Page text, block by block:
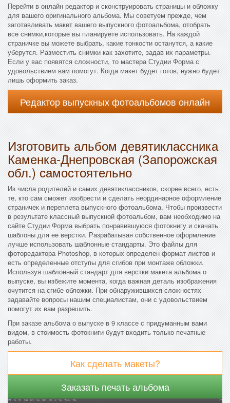
Перейти в онлайн редактор и сконструировать страницы и обложку
для вашего оригинального альбома. Мы советуем прежде, чем
заготавливать макет вашего выпускного фотоальбома, отобрать
все снимки,которые вы планируете использовать. На каждой
страничке вы можете выбрать, какие тонкости останутся, а какие
уберутся. Разместить снимки как захотите, задав их параметры.
Если у вас появятся сложности, то мастера Студии Форма с
удовольствием вам помогут. Когда макет будет готов, нужно будет
лишь оформить заказ.
Редактор выпускных фотоальбомов онлайн
Изготовить альбом девятиклассника
Каменка-Днепровская (Запорожская
обл.) самостоятельно
Из числа родителей и самих девятиклассников, скорее всего, есть
те, кто сам сможет изобрести и сделать неординарное оформление
страничек и переплета выпускного фотоальбома. Чтобы произвести
в результате классный выпускной фотоальбом, вам необходимо на
сайте Студии Форма выбрать понравившуюся фотокнигу и скачать
шаблоны для ее верстки. Разрабатывая собственное оформление
лучше использовать шаблонные стандарты. Это файлы для
фоторедактора Photoshop, в которых определен формат листов и
есть определенные отступы для сгибов при монтаже обложки.
Используя шаблонный стандарт для верстки макета альбома о
выпуске, вы избежите момента, когда важная деталь изображения
очутится на сгибе обложки. При обнаружившихся сложностях
задавайте вопросы нашим специалистам, они с удовольствием
помогут их вам разрешить.
При заказе альбома о выпуске в 9 классе с придуманным вами
видом, в стоимость фотокниги будут входить только печатные
работы.
Как сделать макеты?
Заказать печать альбома